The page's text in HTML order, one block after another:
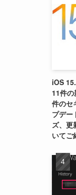
iOS
11件
件のセ
プデー
ズ、更
いてご